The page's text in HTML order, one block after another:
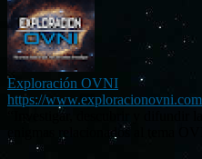
Exploración OVNI
https://
“Investigar, descubrir y difundir
enigmas relacionados al tema